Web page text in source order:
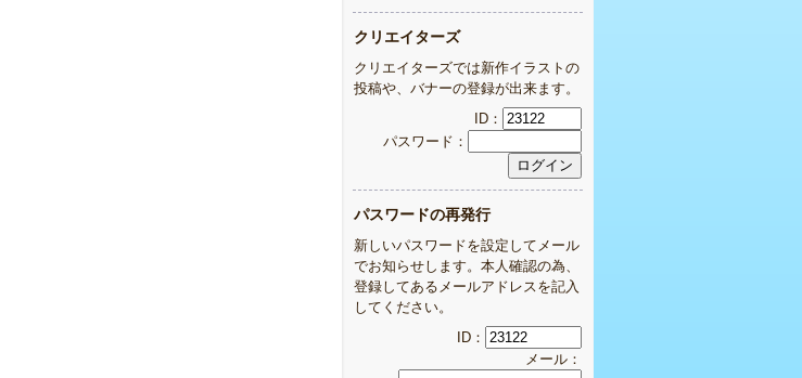
クリエイターズ
クリエイターズでは新作イラストの
投稿や、バナーの登録が出来ます。
ID：
パスワード：
パスワードの再発行
新しいパスワードを設定してメール
でお知らせします。本人確認の為、
登録してあるメールアドレスを記入
してください。
ID：
メール：